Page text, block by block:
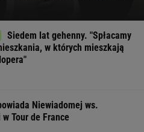
Siedem lat gehenny. "Spłacamy
w których mieszkają
Niewiadomej ws.
Tour de France